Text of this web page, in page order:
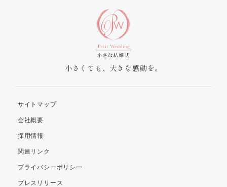
小さくても、大きな感動を。
サイトマップ
会社概要
採用情報
関連リンク
プライバシーポリシー
プレスリリース